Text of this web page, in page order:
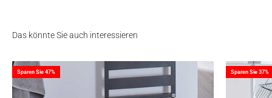
Das könnte Sie auch interessieren
Sparen Sie 47% Sparen Sie 37%